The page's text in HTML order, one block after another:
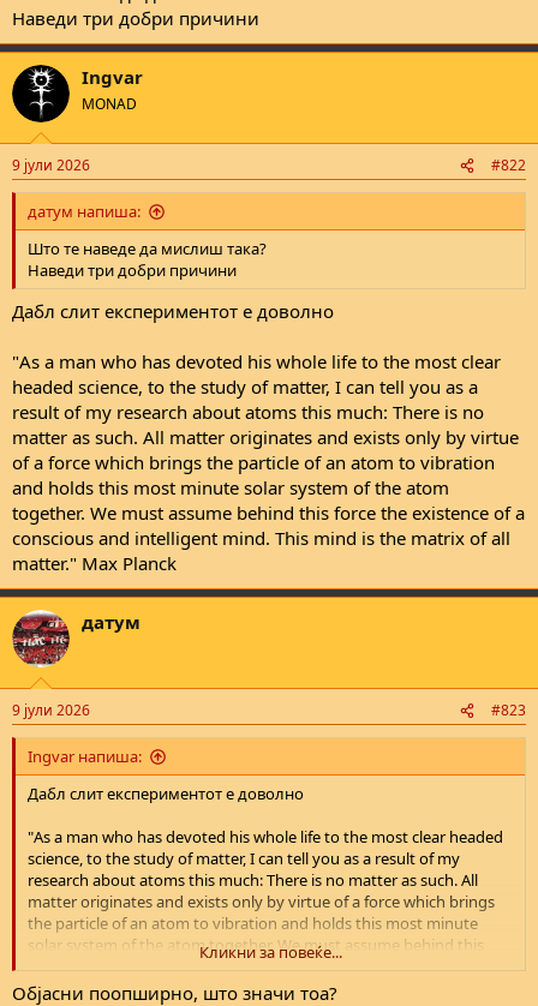
Наведи три добри причини
Ingvar
MONAD
9 јули 2026 #822
датум напиша:
Што те наведе да мислиш така?
Наведи три добри причини
Дабл слит експериментот е доволно
"As a man who has devoted his whole life to the most clear
headed science, to the study of matter, I can tell you as a
result of my research about atoms this much: There is no
matter as such. All matter originates and exists only by virtue
of a force which brings the particle of an atom to vibration
and holds this most minute solar system of the atom
together. We must assume behind this force the existence of a
conscious and intelligent mind. This mind is the matrix of all
matter." Max Planck
датум
9 јули 2026 #823
Ingvar напиша:
Дабл слит експериментот е доволно
"As a man who has devoted his whole life to the most clear headed
science, to the study of matter, I can tell you as a result of my
research about atoms this much: There is no matter as such. All
matter originates and exists only by virtue of a force which brings
the particle of an atom to vibration and holds this most minute
solar system of the atom together. We must assume behind this
force the existence of a conscious and intelligent mind. This mind is
the matrix of all matter." Max Planck
Кликни за повеќе...
Објасни поопширно, што значи тоа?